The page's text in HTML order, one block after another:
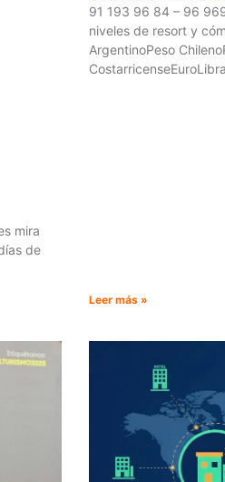
mira
de
91 193 96 84 – 96
niveles de resort y
ArgentinoPeso
CostarricenseEuroLibra
Leer más »